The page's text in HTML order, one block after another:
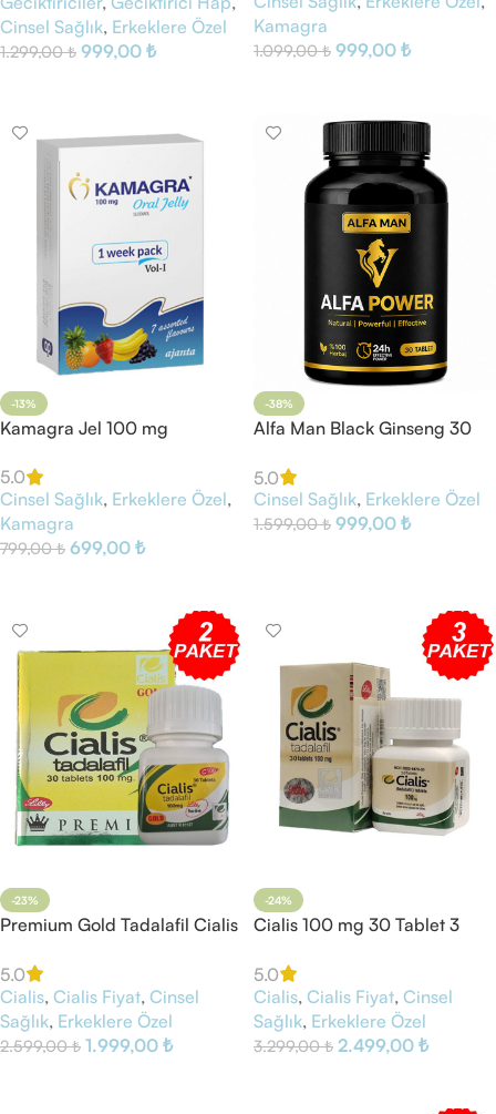
Cinsel Sağlık, Erkeklere Özel
1.299,00₺ 999,00 ₺
Kamagra
1.099,00₺ 999,00 ₺
-13%
Kamagra Jel 100 mg
5.0
Cinsel Sağlık, Erkeklere Özel,
Kamagra
799,00₺ 699,00 ₺
-38%
Alfa Man Black Ginseng 30
5.0
Cinsel Sağlık, Erkeklere Özel
1.599,00₺ 999,00 ₺
-23%
Premium Gold Tadalafil Cialis
5.0
Cialis, Cialis Fiyat, Cinsel
Sağlık, Erkeklere Özel
2.599,00₺ 1.999,00 ₺
-24%
Cialis 100 mg 30 Tablet 3
5.0
Cialis, Cialis Fiyat, Cinsel
Sağlık, Erkeklere Özel
3.299,00₺ 2.499,00 ₺